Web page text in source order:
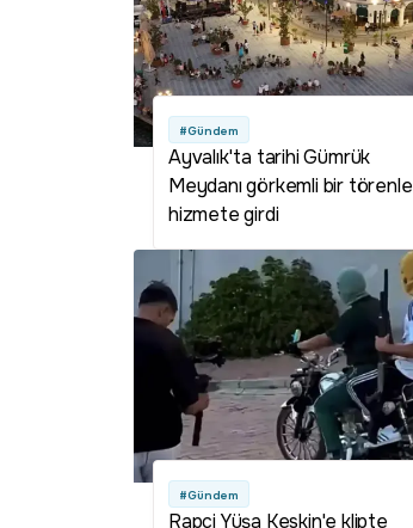
#Gündem
Ayvalık'ta tarihi Gümrük
Meydanı görkemli bir törenle
hizmete girdi
#Gündem
Rapçi Yüşa Keskin'e klipte